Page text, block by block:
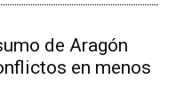
de Aragón
en menos